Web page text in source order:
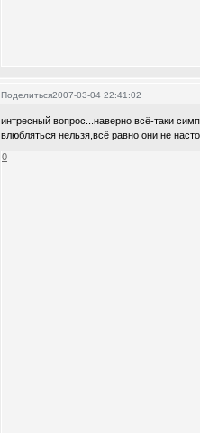
Поделиться2007-03-04 22:41:02
интресный вопрос...наверно всё-таки
влюбляться нельзя,всё равно они не
0